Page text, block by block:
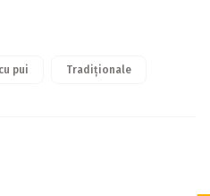
pui Tradiționale